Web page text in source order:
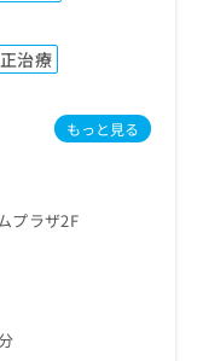
治療
もっと見る
プラザ2F